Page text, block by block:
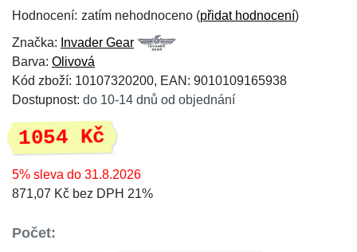
Hodnocení: zatím nehodnoceno (přidat hodnocení)
Značka: Invader Gear
Barva: Olivová
Kód zboží: 10107320200, EAN: 9010109165938
Dostupnost: do 10-14 dnů od objednání
1054 Kč
5% sleva do 31.8.2026
871,07 Kč bez DPH 21%
Počet: